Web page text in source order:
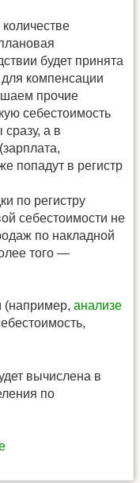
будет принята
компенсации
прочие
себестоимость
а в
попадут в регистр
по регистру
себестоимости не
по накладной
того —
(например, анализе
вычислена в
по